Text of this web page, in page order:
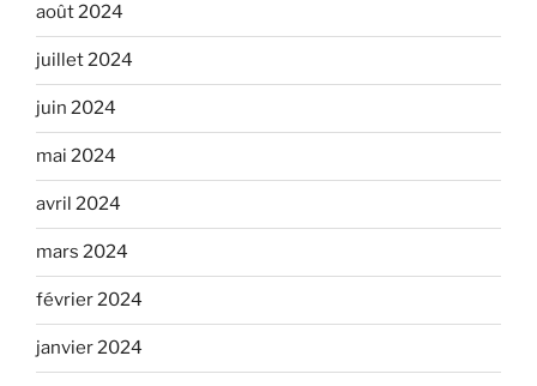
août 2024
juillet 2024
juin 2024
mai 2024
avril 2024
mars 2024
février 2024
janvier 2024